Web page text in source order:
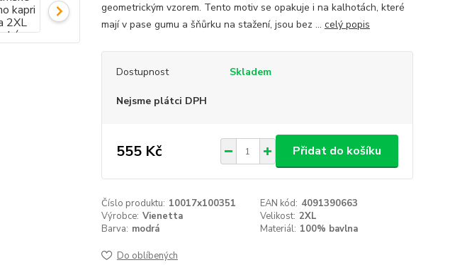
geometrickým vzorem. Tento motiv se opakuje i na kalhotách, které
mají v pase gumu a šňůrku na stažení, jsou bez ... celý popis
Dostupnost Skladem
Nejsme plátci DPH
555 Kč Přidat do košíku
Číslo produktu: 10017x100351 EAN kód: 4091390663
Výrobce: Vienetta Velikost: 2XL
Barva: modrá Materiál: 100% bavlna
Do oblíbených